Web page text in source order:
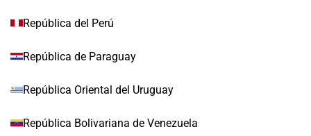
República del Perú
República de Paraguay
República Oriental del Uruguay
República Bolivariana de Venezuela